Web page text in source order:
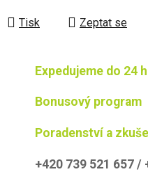
Tisk Zeptat se
Expedujeme do 24 h
Bonusový program
Poradenství a
+420 739 521 657 /